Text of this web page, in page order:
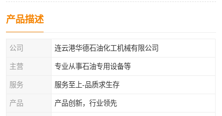
产品描述
公司 连云港华德石油化工机械有限公司
主营 专业从事石油专用设备等
服务 服务至上-品质求生存
产品 产品创新，行业领先